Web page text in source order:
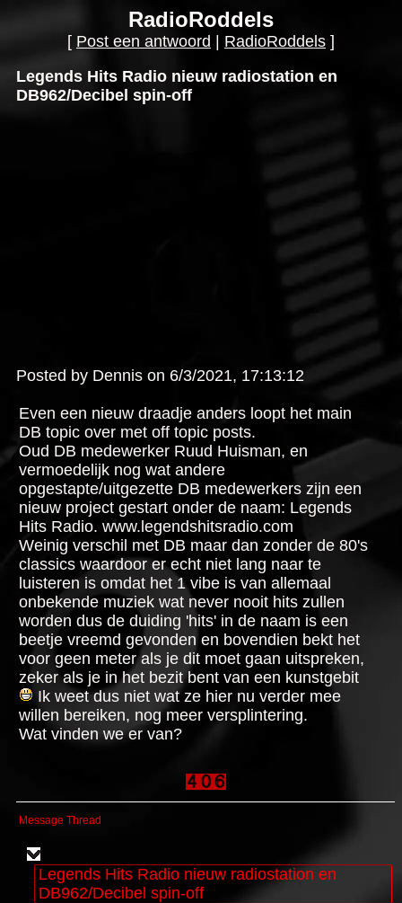
RadioRoddels
[ Post een antwoord RadioRoddels ]
Legends Hits Radio nieuw radiostation en
DB962/Decibel spin-off
Posted by Dennis on 6/3/2021, 17:13:12
Even een nieuw draadje anders loopt het main
DB topic over met off topic posts.
Oud DB medewerker Ruud Huisman, en
vermoedelijk nog wat andere
opgestapte/uitgezette DB medewerkers zijn een
nieuw project gestart onder de naam: Legends
Hits Radio. www.legendshitsradio.com
Weinig verschil met DB maar dan zonder de 80's
classics waardoor er echt niet lang naar te
luisteren is omdat het 1 vibe is van allemaal
onbekende muziek wat never nooit hits zullen
worden dus de duiding 'hits' in de naam is een
beetje vreemd gevonden en bovendien bekt het
voor geen meter als je dit moet gaan uitspreken,
zeker als je in het bezit bent van een kunstgebit
Ik weet dus niet wat ze hier nu verder mee
willen bereiken, nog meer versplintering.
Wat vinden we er van?
Message Thread
Legends Hits Radio nieuw radiostation en
DB962/Decibel spin-off